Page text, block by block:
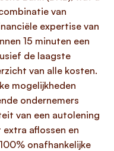
van
expertise van
15 minuten een
de laagste
van alle kosten.
mogelijkheden
ondernemers
van een autolening
aflossen en
onafhankelijke